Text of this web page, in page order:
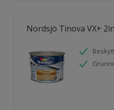
Nordsjö Tinova VX+